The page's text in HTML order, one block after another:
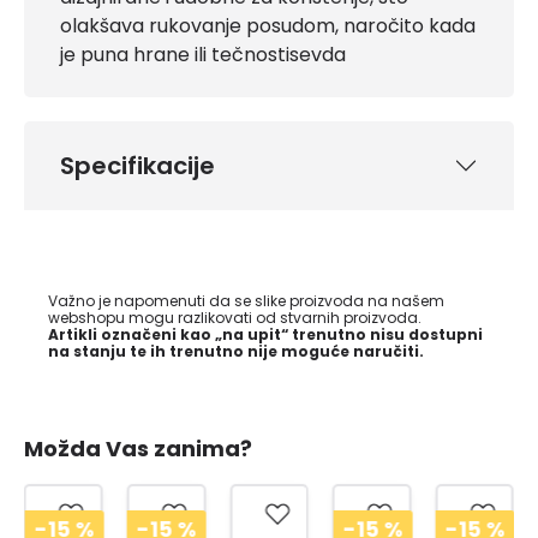
olakšava rukovanje posudom, naročito kada
je puna hrane ili tečnostisevda
Specifikacije
Važno je napomenuti da se slike proizvoda na našem
webshopu mogu razlikovati od stvarnih proizvoda.
Artikli označeni kao „na upit“ trenutno nisu dostupni
na stanju te ih trenutno nije moguće naručiti.
Možda Vas zanima?
-15 % -15 % -15 % -15 %